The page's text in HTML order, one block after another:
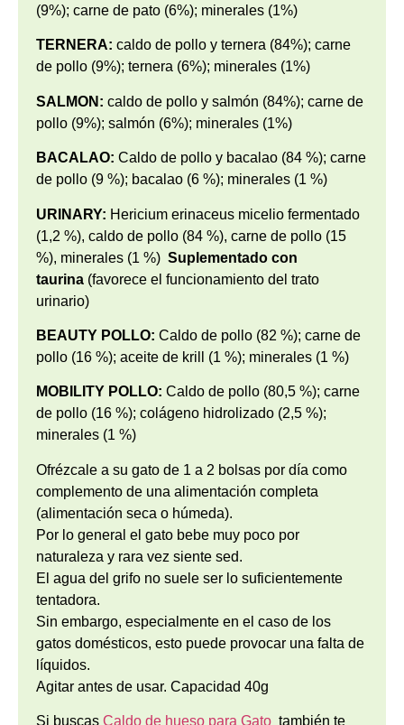
(9%); carne de pato (6%); minerales (1%)
TERNERA: caldo de pollo y ternera (84%); carne
de pollo (9%); ternera (6%); minerales (1%)
SALMON: caldo de pollo y salmón (84%); carne de
pollo (9%); salmón (6%); minerales (1%)
BACALAO: Caldo de pollo y bacalao (84 %); carne
de pollo (9 %); bacalao (6 %); minerales (1 %)
URINARY: Hericium erinaceus micelio fermentado
(1,2 %), caldo de pollo (84 %), carne de pollo (15
%), minerales (1 %) Suplementado con
taurina (favorece el funcionamiento del trato
urinario)
BEAUTY POLLO: Caldo de pollo (82 %); carne de
pollo (16 %); aceite de krill (1 %); minerales (1 %)
MOBILITY POLLO: Caldo de pollo (80,5 %); carne
de pollo (16 %); colágeno hidrolizado (2,5 %);
minerales (1 %)
Ofrézcale a su gato de 1 a 2 bolsas por día como
complemento de una alimentación completa
(alimentación seca o húmeda).
Por lo general el gato bebe muy poco por
naturaleza y rara vez siente sed.
El agua del grifo no suele ser lo suficientemente
tentadora.
Sin embargo, especialmente en el caso de los
gatos domésticos, esto puede provocar una falta de
líquidos.
Agitar antes de usar. Capacidad 40g
Si buscas Caldo de hueso para Gato también te